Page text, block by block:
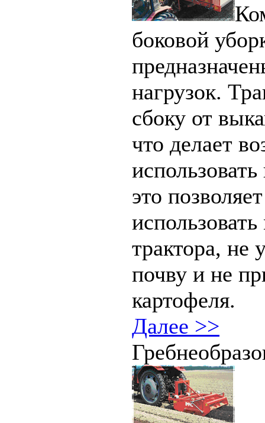
боковой
нагрузок.
сбоку от
что делает
это
трактора, не
почву и не
картофеля.
Далее >>